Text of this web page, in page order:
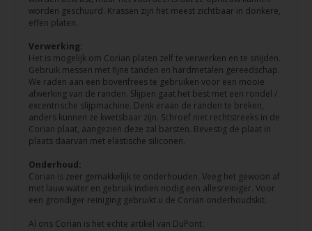
worden geschuurd. Krassen zijn het meest zichtbaar in donkere,
effen platen.
Verwerking:
Het is mogelijk om Corian platen zelf te verwerken en te snijden.
Gebruik messen met fijne tanden en hardmetalen gereedschap.
We raden aan een bovenfrees te gebruiken voor een mooie
afwerking van de randen. Slijpen gaat het best met een rondel /
excentrische slijpmachine. Denk eraan de randen te breken,
anders kunnen ze kwetsbaar zijn. Schroef niet rechtstreeks in de
Corian plaat, aangezien deze zal barsten. Bevestig de plaat in
plaats daarvan met elastische siliconen.
Onderhoud:
Corian is zeer gemakkelijk te onderhouden. Veeg het gewoon af
met lauw water en gebruik indien nodig een allesreiniger. Voor
een grondiger reiniging gebruikt u de Corian onderhoudskit.
Al ons Corian is het echte artikel van DuPont.